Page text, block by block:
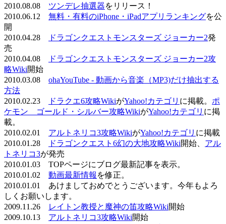
2010.08.08 ツンデレ抽選器をリリース！
2010.06.12 無料・有料のiPhone・iPadアプリランキングを公
開
2010.04.28
ドラゴンクエストモンスターズ ジョーカー2発
売
2010.04.08
ドラゴンクエストモンスターズ ジョーカー2攻
略Wiki開始
2010.03.08 ohaYouTube - 動画から音楽（MP3)だけ抽出する
方法
2010.02.23
ドラクエ6攻略WikiがYahoo!カテゴリ に掲載。 ポ
ケモン ゴールド・シルバー攻略WikiがYahoo!カテゴリ に掲
載。
2010.02.01 アルトネリコ3攻略WikiがYahoo!カテゴリ に掲載
2010.01.28
ドラゴンクエスト6幻の大地攻略Wiki開始、 アル
トネリコ3が発売
2010.01.03 TOPページにブログ最新記事を表示。
2010.01.02 動画最新情報 を修正。
2010.01.01 あけましておめでとうございます。今年もよろ
しくお願いします。
2009.11.26
レイトン教授と魔神の笛攻略Wiki開始
2009.10.13 アルトネリコ3攻略Wiki開始